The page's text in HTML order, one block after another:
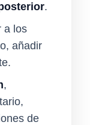
.
a los
añadir
,
de